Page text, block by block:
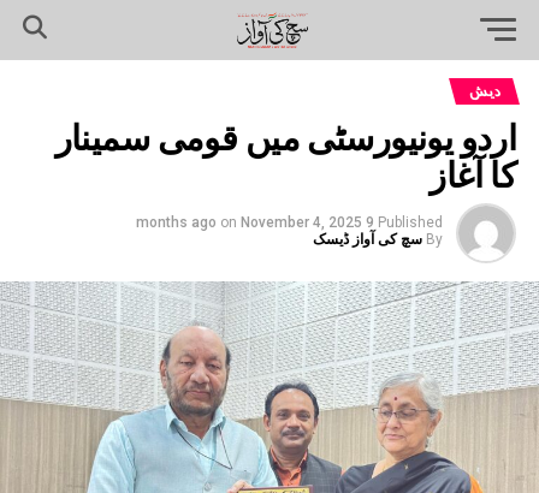
دیش
اردو یونیورسٹی میں قومی سمینار
کا آغاز
Published
9 months ago
on November 4, 2025
By سچ کی آواز ڈیسک